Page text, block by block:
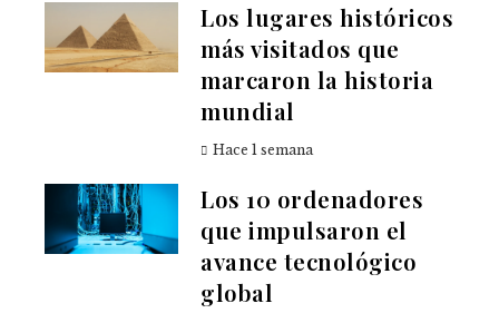
Los lugares históricos
más visitados que
marcaron la historia
mundial
Hace 1 semana
Los 10 ordenadores
que impulsaron el
avance tecnológico
global